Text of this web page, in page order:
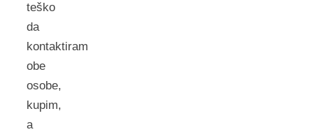
teško
da
kontaktiram
obe
osobe,
kupim,
a